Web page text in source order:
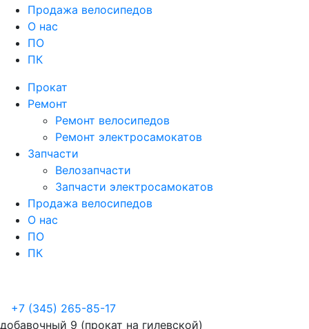
Продажа велосипедов
О нас
ПО
ПК
Прокат
Ремонт
Ремонт велосипедов
Ремонт электросамокатов
Запчасти
Велозапчасти
Запчасти электросамокатов
Продажа велосипедов
О нас
ПО
ПК
+7 (345) 265-85-17
добавочный 9 (прокат на гилевской)